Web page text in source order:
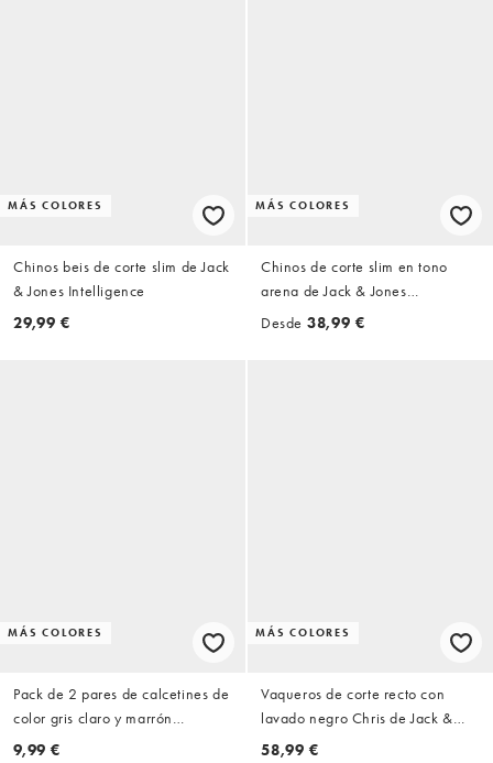
MÁS COLORES
Chinos beis de corte slim de Jack
& Jones Intelligence
29,99 €
MÁS COLORES
Chinos de corte slim en tono
arena de Jack & Jones
Intelligence
Desde 38,99 €
MÁS COLORES
Pack de 2 pares de calcetines de
color gris claro y marrón
premium de Jack & Jones
9,99 €
MÁS COLORES
Vaqueros de corte recto con
lavado negro Chris de Jack &
Jones
58,99 €